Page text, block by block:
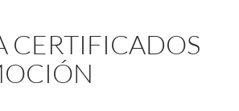
CERTIFICADOS